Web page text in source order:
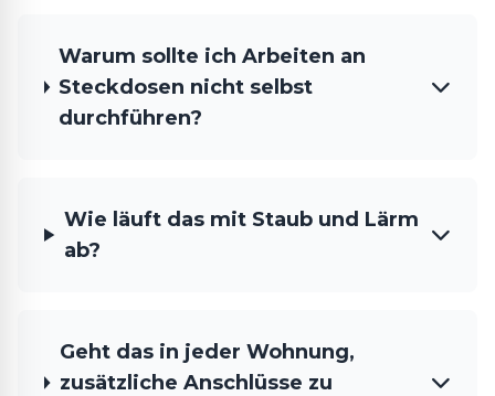
Warum sollte ich Arbeiten an
Steckdosen nicht selbst
durchführen?
Wie läuft das mit Staub und Lärm
ab?
Geht das in jeder Wohnung,
zusätzliche Anschlüsse zu